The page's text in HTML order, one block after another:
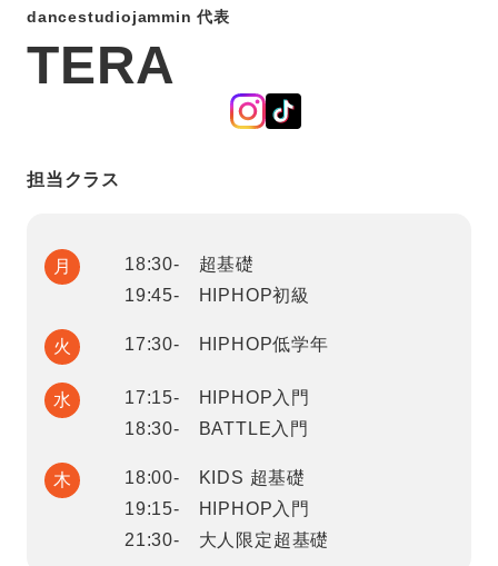
dancestudiojammin 代表
TERA
担当クラス
月
18:30- 超基礎
19:45- HIPHOP初級
火 17:30- HIPHOP低学年
水
17:15- HIPHOP入門
18:30- BATTLE入門
木
18:00- KIDS 超基礎
19:15- HIPHOP入門
21:30- 大人限定超基礎